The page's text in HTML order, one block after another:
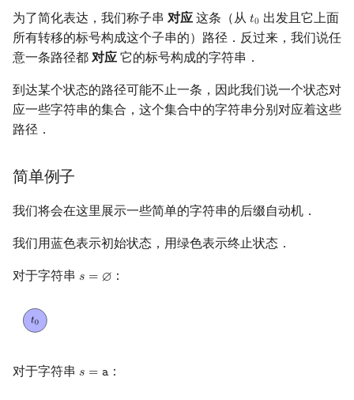
为了简化表达，我们称子串 对应 这条（从 𝑡0
t0 出发且它上面
所有转移的标号构成这个子串的）路径．反过来，我们说任
意一条路径都 对应 它的标号构成的字符串．
到达某个状态的路径可能不止一条，因此我们说一个状态对
应一些字符串的集合，这个集合中的字符串分别对应着这些
路径．
简单例子
我们将会在这里展示一些简单的字符串的后缀自动机．
我们用蓝色表示初始状态，用绿色表示终止状态．
对于字符串 𝑠 = ∅
s =∅ ：
对于字符串 𝑠 = 𝚊
s =a ：